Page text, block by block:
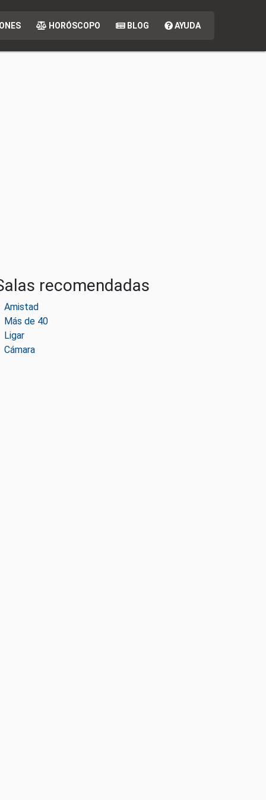
HORÓSCOPO BLOG AYUDA
recomendadas
Amistad
Más de 40
Ligar
Cámara